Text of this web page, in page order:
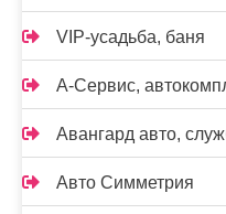
VIP-усадьба, баня
А-Сервис,
Авангард авто,
Авто Симметрия